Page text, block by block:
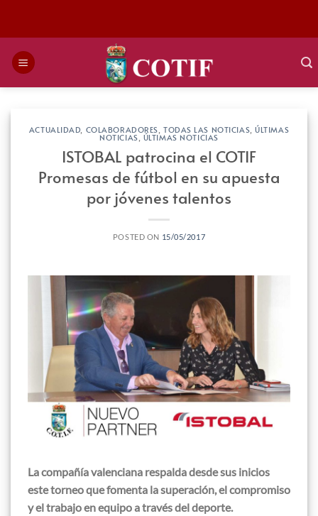
ACTUALIDAD, COLABORADORES, TODAS LAS NOTICIAS,ÚLTIMAS
NOTICIAS, ÚLTIMAS NOTICIAS
ISTOBAL patrocina el COTIF
Promesas de fútbol en su apuesta
por jóvenes talentos
POSTED ON 15/05/2017
La compañía valenciana respalda desde sus inicios
este torneo que fomenta la superación, el compromiso
y el trabajo en equipo a través del deporte.